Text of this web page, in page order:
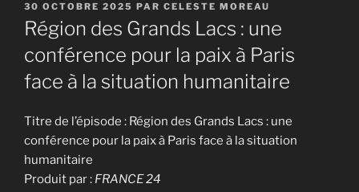
PUBLIÉ
LE
30 OCTOBRE 2025 PAR CELESTE MOREAU
Région des Grands Lacs : une
conférence pour la paix à Paris
face à la situation humanitaire
Titre de l’épisode : Région des Grands Lacs : une
conférence pour la paix à Paris face à la situation
humanitaire
Produit par : FRANCE 24